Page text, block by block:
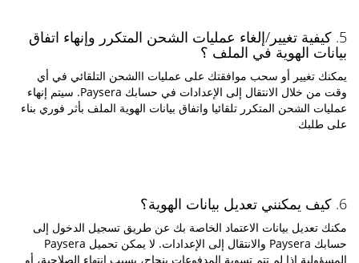
5. كيفية تغيير/إلغاء عمليات الشحن المتكرر وإنهاء اتفاق
بيانات الهوية في الملف ؟
يمكنك تغيير أو سحب موافقتك على عمليات االشحن التلقائي في أي
وقت من خلال الانتقال إلى الإعدادات في حسابك Paysera. سيتم إنهاء
عمليات الشحن المتكرر تلقائيا واتفاق بيانات الهوية الملف بأثر فوري بناء
على طلبك
6. كيف يمكنني تعديل بيانات الهوية؟
مكنك تعديل بيانات الاعتماد الخاصة بك عن طريق تسجيل الدخول إلى
حسابك Paysera والانتقال إلى الإعدادات. لا يمكن تحميل Paysera
المسؤولية إذا لم تتم تسوية المدفوعات بنجاح، بسبب انتهاء الصلاحية، أو